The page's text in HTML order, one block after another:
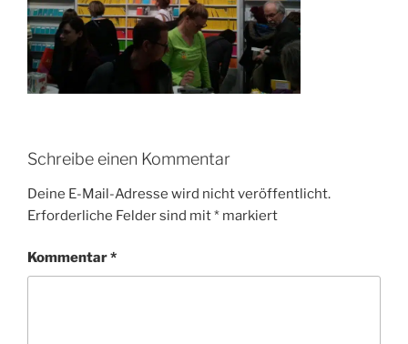
Schreibe einen Kommentar
Deine E-Mail-Adresse wird nicht veröffentlicht.
Erforderliche Felder sind mit* markiert
Kommentar*